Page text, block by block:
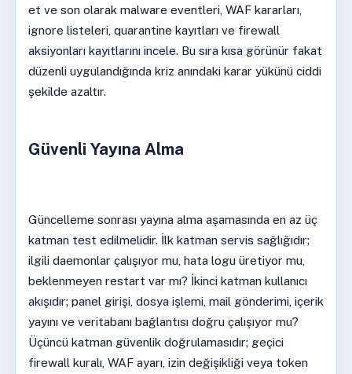
et ve son olarak malware eventleri, WAF kararları,
ignore listeleri, quarantine kayıtları ve firewall
aksiyonları kayıtlarını incele. Bu sıra kısa görünür fakat
düzenli uygulandığında kriz anındaki karar yükünü ciddi
şekilde azaltır.
Güvenli Yayına Alma
Güncelleme sonrası yayına alma aşamasında en az üç
katman test edilmelidir. İlk katman servis sağlığıdır;
ilgili daemonlar çalışıyor mu, hata logu üretiyor mu,
beklenmeyen restart var mı? İkinci katman kullanıcı
akışıdır; panel girişi, dosya işlemi, mail gönderimi, içerik
yayını ve veritabanı bağlantısı doğru çalışıyor mu?
Üçüncü katman güvenlik doğrulamasıdır; geçici
firewall kuralı, WAF ayarı, izin değişikliği veya token